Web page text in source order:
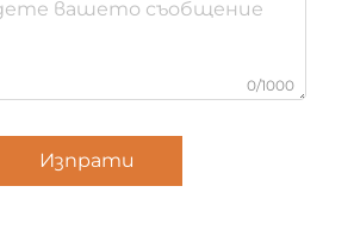
0/1000
Изпрати